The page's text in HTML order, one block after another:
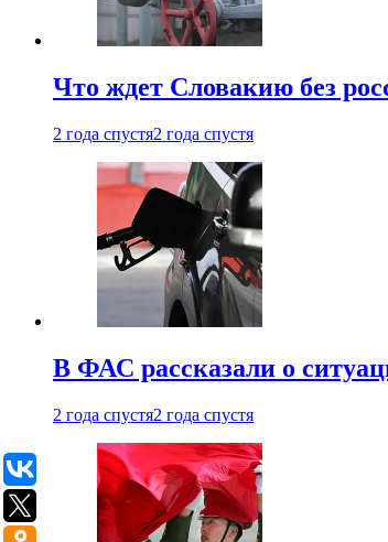
Что ждет Словакию без
2 года спустя2 года спустя
В ФАС рассказали о
2 года спустя2 года спустя